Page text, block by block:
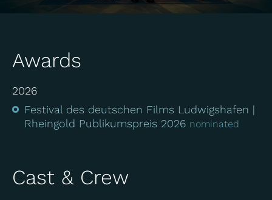
Awards
2026
Festival des deutschen Films Ludwigshafen
Rheingold Publikumspreis 2026 nominated
Cast & Crew